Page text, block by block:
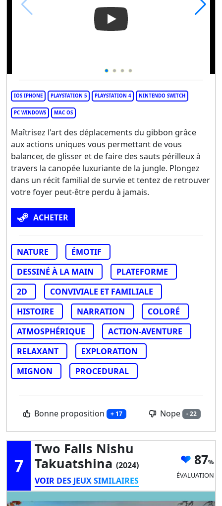
Play Video: Gibbon: Beyond
IOS IPHONE PLAYSTATION 5 PLAYSTATION 4 NINTENDO SWITCH
PC WINDOWS MAC OS
Maîtrisez l'art des déplacements du gibbon grâce
aux actions uniques vous permettant de vous
balancer, de glisser et de faire des sauts périlleux à
travers la canopée luxuriante de la jungle. Plongez
dans un récit familial de survie et tentez de retrouver
votre foyer peut-être perdu à jamais.
ACHETER
NATURE
ÉMOTIF
DESSINÉ À LA MAIN
PLATEFORME
2D
CONVIVIALE ET FAMILIALE
HISTOIRE
NARRATION
COLORÉ
ATMOSPHÉRIQUE
ACTION-AVENTURE
RELAXANT
EXPLORATION
MIGNON
PROCEDURAL
Bonne proposition + 17 Nope - 22
7
Two Falls Nishu
Takuatshina (2024)
VOIR DES JEUX SIMILAIRES
87
ÉVALUATION